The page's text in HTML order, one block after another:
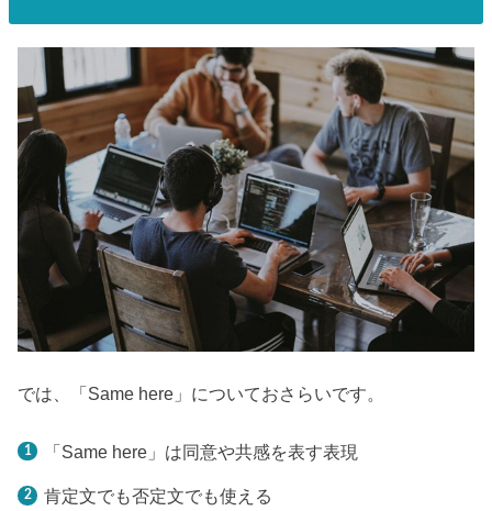
では、「Same here」についておさらいです。
「Same here」は同意や共感を表す表現
肯定文でも否定文でも使える